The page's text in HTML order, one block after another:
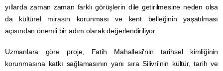
yıllarda zaman zaman farklı görüşlerin dile getirilmesine neden olsa
da kültürel mirasın korunması ve kent belleğinin yaşatılması
açısından önemli bir adım olarak değerlendiriliyor.
Uzmanlara göre proje, Fatih Mahallesi'nin tarihsel kimliğinin
korunmasına katkı sağlamasının yanı sıra Silivri'nin kültür, tarih ve